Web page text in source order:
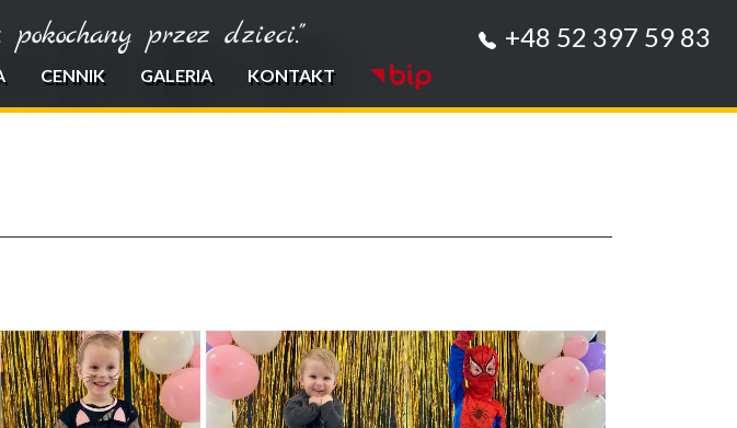
przez dzieci." +48 52 397 59 83
CENNIK GALERIA KONTAKT